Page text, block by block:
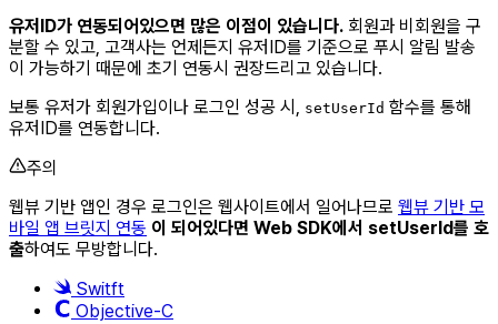
유저ID가 연동되어있으면 많은 이점이 있습니다. 회원과 비회원을 구
분할 수 있고, 고객사는 언제든지 유저ID를 기준으로 푸시 알림 발송
이 가능하기 때문에 초기 연동시 권장드리고 있습니다.
보통 유저가 회원가입이나 로그인 성공 시, setUserId 함수를 통해
유저ID를 연동합니다.
주의
웹뷰 기반 앱인 경우 로그인은 웹사이트에서 일어나므로 웹뷰 기반 모
바일 앱 브릿지 연동 이 되어있다면 Web SDK에서 setUserId를 호
출하여도 무방합니다.
Switft
Objective-C